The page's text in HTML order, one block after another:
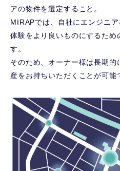
アの物件を選定すること。
MIRAPでは、自社にエンジニ
体験をより良いものにするため
す。
そのため、オーナー様は長期
産をお持ちいただくことが可能